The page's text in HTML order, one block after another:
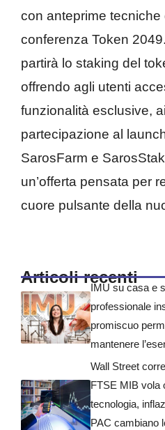
con anteprime tecniche
conferenza Token
partirà lo staking del
offrendo agli utenti
funzionalità esclusive,
partecipazione al
SarosFarm e
un’offerta pensata per
cuore pulsante della
Articoli recenti
IMU su casa e
professionale
promiscuo
mantenere
Wall Street
FTSE MIB vola
tecnologia,
PAC cambiano